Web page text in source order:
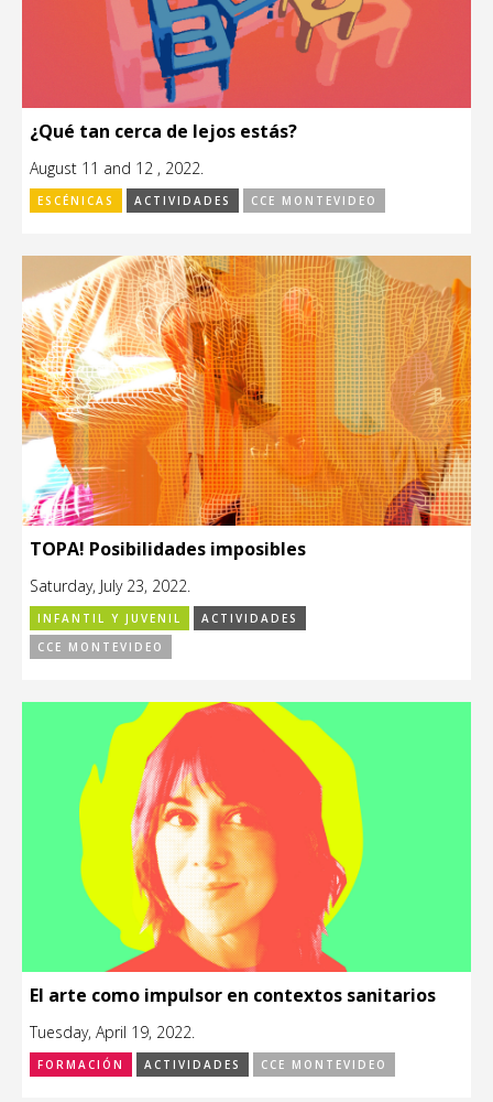
¿Qué tan cerca de lejos estás?
August 11 and 12 , 2022.
ESCÉNICAS ACTIVIDADES CCE MONTEVIDEO
TOPA! Posibilidades imposibles
Saturday, July 23, 2022.
INFANTIL Y JUVENIL
ACTIVIDADES
CCE MONTEVIDEO
El arte como impulsor en contextos sanitarios
Tuesday, April 19, 2022.
FORMACIÓN ACTIVIDADES CCE MONTEVIDEO